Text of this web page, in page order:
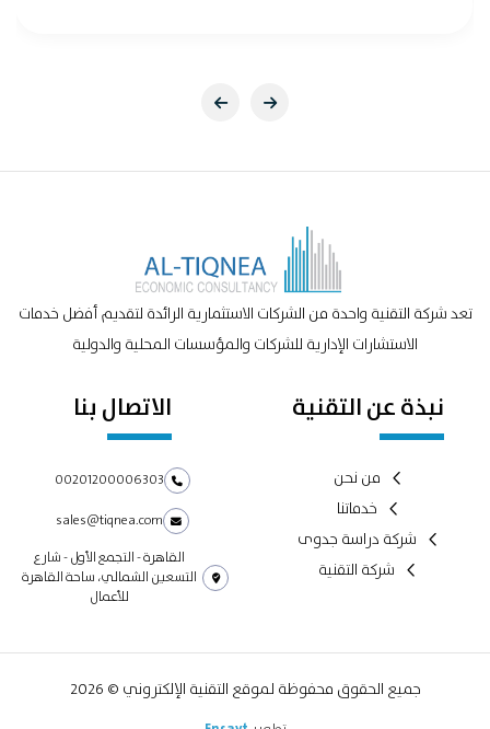
تعد شركة التقنية واحدة من الشركات الاستثمارية الرائدة لتقديم أفضل خدمات
الاستشارات الإدارية للشركات والمؤسسات المحلية والدولية
نبذة عن التقنية
من نحن
خدماتنا
شركة دراسة جدوى
شركة التقنية
الاتصال بنا
00201200006303
sales@tiqnea.com
القاهرة - التجمع الأول - شارع
التسعين الشمالي، ساحة القاهرة
للأعمال
جميع الحقوق محفوظة لموقع التقنية الإلكتروني © 2026